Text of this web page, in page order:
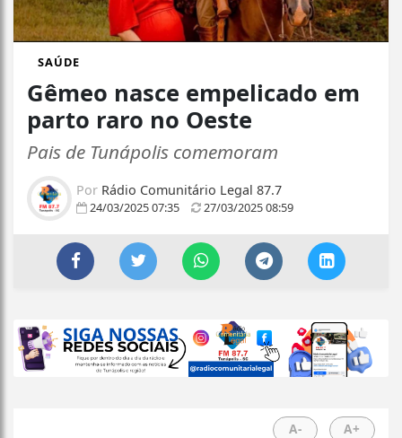
SAÚDE
Gêmeo nasce empelicado em
parto raro no Oeste
Pais de Tunápolis comemoram
Por Rádio Comunitário Legal 87.7
24/03/2025 07:35 27/03/2025 08:59
A- A+